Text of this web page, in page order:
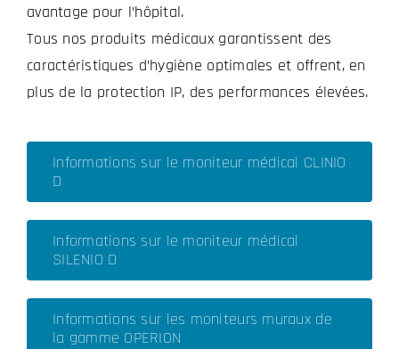
avantage pour l’hôpital.
Tous nos produits médicaux garantissent des
caractéristiques d’hygiène optimales et offrent, en
plus de la protection IP, des performances élevées.
Informations sur le moniteur médical CLINIO
D
Informations sur le moniteur médical
SILENIO D
Informations sur les moniteurs muraux de
la gamme OPERION